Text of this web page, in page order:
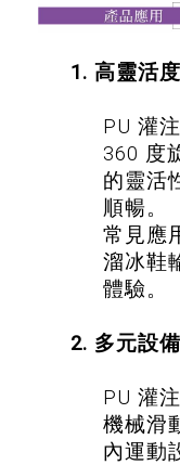
1. 高靈活
PU 灌
360 度
的靈活
順暢。
常見應
溜冰鞋
體驗。
2. 多元設
PU 灌
機械滑
內運動